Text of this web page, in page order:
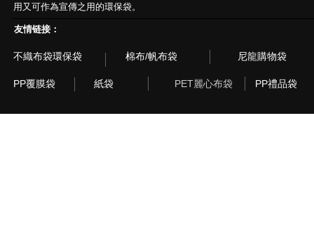
用又可作為宣傳之用的環保袋。
友情链接：
不織布袋環保袋 棉布/帆布袋 尼龍購物袋
PP覆膜袋 紙袋 PET麗心布袋 PP禮品袋